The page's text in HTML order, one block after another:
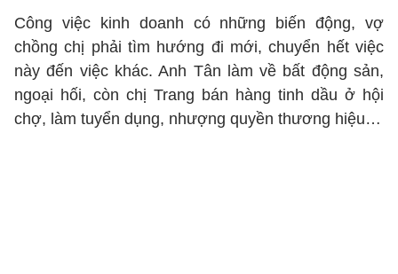
Công việc kinh doanh có những biến động, vợ
chồng chị phải tìm hướng đi mới, chuyển hết việc
này đến việc khác. Anh Tân làm về bất động sản,
ngoại hối, còn chị Trang bán hàng tinh dầu ở hội
chợ, làm tuyển dụng, nhượng quyền thương hiệu…